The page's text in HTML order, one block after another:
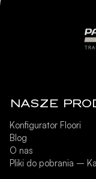
NASZE
Konfigurator Floori
Blog
O nas
Pliki do pobrania –